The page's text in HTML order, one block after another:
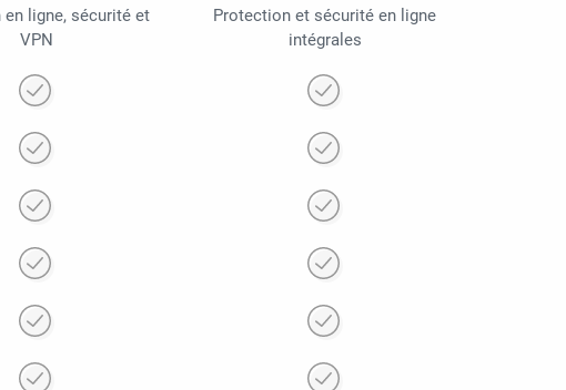
ligne, sécurité et
VPN
Protection et sécurité en ligne
intégrales